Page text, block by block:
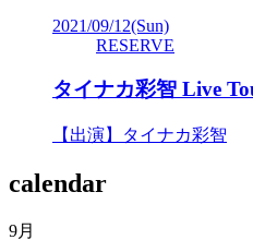
2021/09/12(Sun)
RESERVE
タイナカ彩智 Live
【出演】タイナカ彩智
calendar
9月